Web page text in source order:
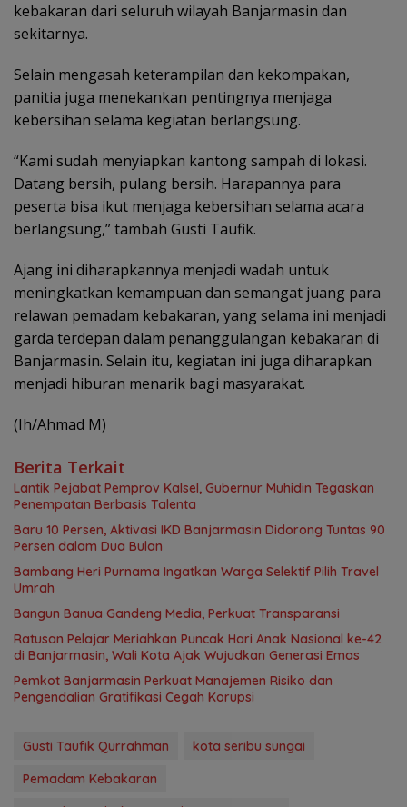
kebakaran dari seluruh wilayah Banjarmasin dan
sekitarnya.
Selain mengasah keterampilan dan kekompakan,
panitia juga menekankan pentingnya menjaga
kebersihan selama kegiatan berlangsung.
“Kami sudah menyiapkan kantong sampah di lokasi.
Datang bersih, pulang bersih. Harapannya para
peserta bisa ikut menjaga kebersihan selama acara
berlangsung,” tambah Gusti Taufik.
Ajang ini diharapkannya menjadi wadah untuk
meningkatkan kemampuan dan semangat juang para
relawan pemadam kebakaran, yang selama ini menjadi
garda terdepan dalam penanggulangan kebakaran di
Banjarmasin. Selain itu, kegiatan ini juga diharapkan
menjadi hiburan menarik bagi masyarakat.
(Ih/Ahmad M)
Berita Terkait
Lantik Pejabat Pemprov Kalsel, Gubernur Muhidin Tegaskan
Penempatan Berbasis Talenta
Baru 10 Persen, Aktivasi IKD Banjarmasin Didorong Tuntas 90
Persen dalam Dua Bulan
Bambang Heri Purnama Ingatkan Warga Selektif Pilih Travel
Umrah
Bangun Banua Gandeng Media, Perkuat Transparansi
Ratusan Pelajar Meriahkan Puncak Hari Anak Nasional ke-42
di Banjarmasin, Wali Kota Ajak Wujudkan Generasi Emas
Pemkot Banjarmasin Perkuat Manajemen Risiko dan
Pengendalian Gratifikasi Cegah Korupsi
Gusti Taufik Qurrahman
kota seribu sungai
Pemadam Kebakaran